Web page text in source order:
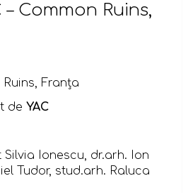
Common Ruins,
Franța
deYAC
Silvia Ionescu, dr.arh. Ion
Tudor, stud.arh. Raluca